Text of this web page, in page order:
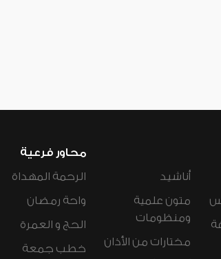
أناشيد
متون علمية
ومنظومات
مختارات من الأذان
محاور فرعية
الرحمة المهداة
واحة رمضان
الحج و العمرة
خطب جمعة